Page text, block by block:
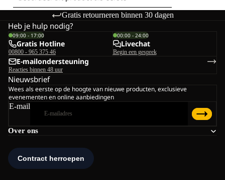
Gratis retourneren binnen 30 dagen
Over ons
Heb je hulp nodig?
09:00 - 17:00
Gratis Hotline
00800 - 965 375 46
00:00 - 24:00
Livechat
Begin een gesprek
E-mailondersteuning
Reacties binnen 48 uur
Nieuwsbrief
Wees als eerste op de hoogte van nieuwe producten, exclusieve
evenementen en online aanbiedingen
E-mail